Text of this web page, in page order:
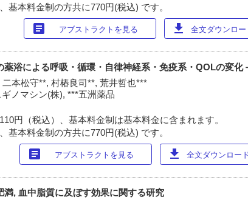
基本料金制の方共に770円(税込) です。
article アブストラクトを見る download 全文ダウンロ
浴による呼吸・循環・自律神経系・免疫系・QOLの変化
二本松守**, 村椿良司**, 荒井哲也***
ノマシン(株), ***五洲薬品
円（税込）、基本料金制は基本料金に含まれます。
基本料金制の方共に770円(税込) です。
article アブストラクトを見る download 全文ダウンロー
, 血中脂質に及ぼす効果に関する研究